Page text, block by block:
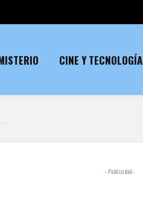
CINE Y TECNOLOGÍA
- Publicidad -